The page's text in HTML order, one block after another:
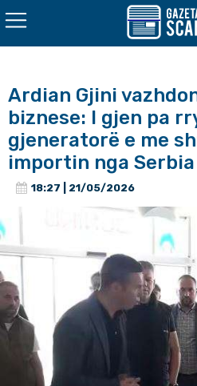
Ardian Gjini
biznese: I gjen pa
gjeneratorë e me
importin nga Serbia
18:27 | 21/05/2026